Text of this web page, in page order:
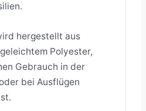
hergestellt aus
Polyester,
Gebrauch in der
bei Ausflügen